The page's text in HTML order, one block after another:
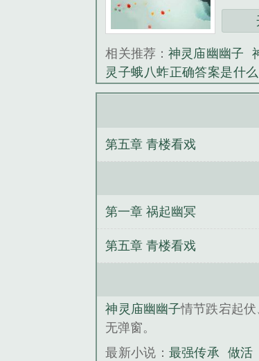
案件
打就
《神
相关推荐：神灵庙幽幽子
灵子蛾八蚱正确答案是什么
（NP高H剧情肉） 最强传
第五章 青楼看戏
第一章 祸起幽冥
第五章 青楼看戏
神灵庙幽幽子情节跌宕起
无弹窗。
最新小说： 最强传承 做活